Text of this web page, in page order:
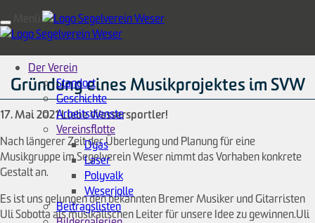
Der Verein
Standort
Geschichte
Arbeitsdienste
Vereinsflotte
Dyas
Laser
Polyvalk
Weserjolle
Beitragslisten
Gründung eines Musikprojektes im SVW
17. Mai 2021Liebe Wassersportler!
Nach längerer Zeit der Überlegung und Planung für eine
Musikgruppe im Segelverein Weser nimmt das Vorhaben konkrete
Gestalt an.
Es ist uns gelungen den bekannten Bremer Musiker und Gitarristen
Uli Sobotta als musikalischen Leiter für unsere Idee zu gewinnen.Uli